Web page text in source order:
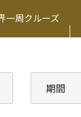
一周クルーズ